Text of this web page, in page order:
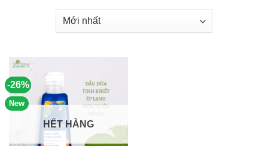
-26%
New
HẾT HÀNG